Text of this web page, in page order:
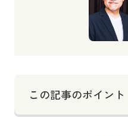
この記事のポイント